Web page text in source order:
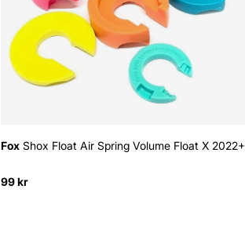
Fox Shox Float Air Spring Volume Float X 2022+
99 kr